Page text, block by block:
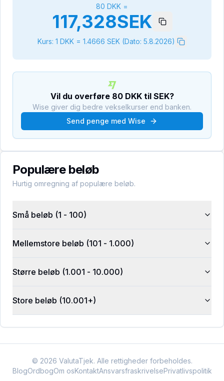
80 DKK =
117,328SEK
Kurs: 1 DKK= 1.4666 SEK(Dato: 5.8.2026)
Vil du overføre 80 DKKtil SEK?
Wise giver dig bedre vekselkurser end banken.
Send penge med Wise
Populære beløb
Hurtig omregning af populære beløb.
Små beløb (1 - 100)
Mellemstore beløb (101 - 1.000)
Større beløb (1.001 - 10.000)
Store beløb (10.001+)
© 2026 ValutaTjek. Alle rettigheder forbeholdes.
BlogOrdbogOm osKontaktAnsvarsfraskrivelsePrivatlivspolitik